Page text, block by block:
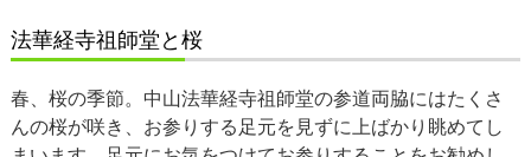
法華経寺祖師堂と桜
春、桜の季節。中山法華経寺祖師堂の参道両脇にはたくさ
んの桜が咲き、お参りする足元を見ずに上ばかり眺めてし